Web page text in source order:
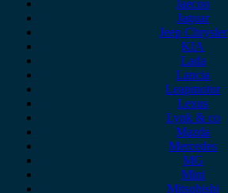
Jaecoo
Jaguar
Jeep Chrysler
KIA
Lada
Lancia
Leapmotor
Lexus
Lynk & co
Mazda
Mercedes
MG
Mini
Mitsubishi